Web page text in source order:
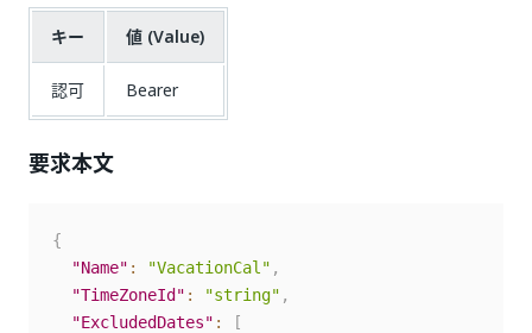
キー 値 (Value)
認可 Bearer
要求本文
{
"Name" : "VacationCal" ,
"TimeZoneId" : "string" ,
"ExcludedDates" :
[